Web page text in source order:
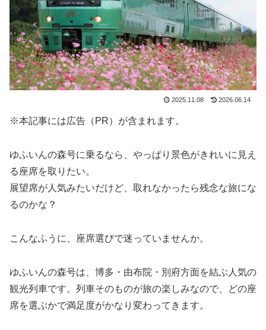
2025.11.08 2026.06.14
※本記事には広告（PR）が含まれます。
ゆふいんの森号に乗るなら、やっぱり景色がきれいに見え
る座席を取りたい。
展望席が人気みたいだけど、取れなかったら残念な旅にな
るのかな？
こんなふうに、座席選びで迷っていませんか。
ゆふいんの森号は、博多・由布院・別府方面を結ぶ人気の
観光列車です。列車そのものが旅の楽しみなので、どの座
席を選ぶかで満足度がかなり変わってきます。